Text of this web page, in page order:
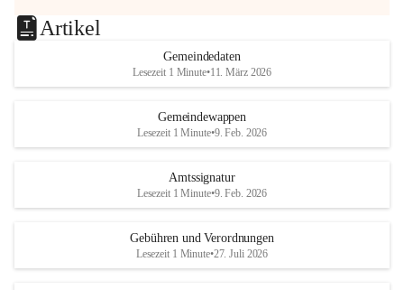
Artikel
Gemeindedaten
Lesezeit 1 Minute•11. März 2026
Gemeindewappen
Lesezeit 1 Minute•9. Feb. 2026
Amtssignatur
Lesezeit 1 Minute•9. Feb. 2026
Gebühren und Verordnungen
Lesezeit 1 Minute•27. Juli 2026